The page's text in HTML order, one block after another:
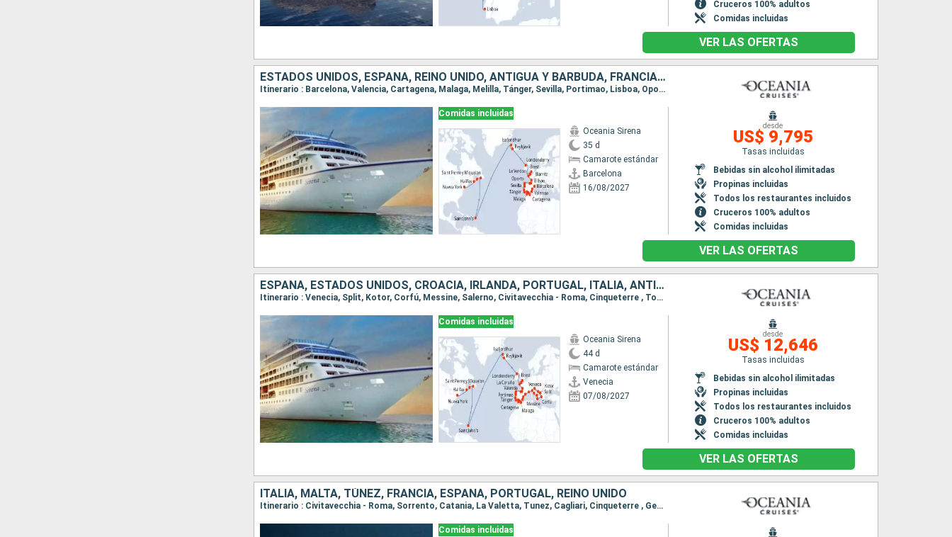
Cruceros 100% adultos
Comidas incluidas
VER LAS OFERTAS
ESTADOS UNIDOS, ESPAÑA, REINO UNIDO, ANTIGUA Y BARBUDA, FRANCIA, PORTUGAL, ISLANDIA, CANADÁ, MARRUECOS, IRLANDA
Itinerario : Barcelona, Valencia, Cartagena, Malaga, Melilla, Tánger, Sevilla, Portimao, Lisboa, Oporto, Vigo, La Coruña, Bilbao, Biarritz, Le Verdon, Brest, Puerto de San Pedro, Southampton, Dun Laoghaire, Londonderry, Reykjavik, Isafjordhur, Saint John's, Saint Pierre y Miquelon, Sidney, Halifax, Nueva York
Comidas incluidas
Oceania Sirena
35 d
Camarote estándar
Barcelona
16/08/2027
desde
US$ 9,795
Tasas incluidas
Bebidas sin alcohol ilimitadas
Propinas incluidas
Todos los restaurantes incluidos
Cruceros 100% adultos
Comidas incluidas
VER LAS OFERTAS
ESPAÑA, ESTADOS UNIDOS, CROACIA, IRLANDA, PORTUGAL, ITALIA, ANTIGUA Y BARBUDA, ISLANDIA, REINO UNIDO, FRANCIA, CANADÁ, GRECIA, MARRUECOS, MONTENEGRO
Itinerario : Venecia, Split, Kotor, Corfú, Messine, Salerno, Civitavecchia - Roma, Cinqueterre , Toulon, Barcelona, Valencia, Cartagena, Malaga, Melilla, Tánger, Sevilla, Portimao, Lisboa, Oporto, Vigo, La Coruña, Bilbao, Biarritz, Le Verdon, Brest, Puerto de San Pedro, Southampton, Dun Laoghaire, Londonderry, Reykjavik, Isafjordhur, Saint John's, Saint Pierre y Miquelon, Sidney, Halifax, Nueva York
Comidas incluidas
Oceania Sirena
44 d
Camarote estándar
Venecia
07/08/2027
desde
US$ 12,646
Tasas incluidas
Bebidas sin alcohol ilimitadas
Propinas incluidas
Todos los restaurantes incluidos
Cruceros 100% adultos
Comidas incluidas
VER LAS OFERTAS
ITALIA, MALTA, TÚNEZ, FRANCIA, ESPAÑA, PORTUGAL, REINO UNIDO
Itinerario : Civitavecchia - Roma, Sorrento, Catania, La Valetta, Tunez, Cagliari, Cinqueterre , Genova, Niza, Marsella, Palamos, Palma de Mallorca, Barcelona, Alicante, Almeria, Lisboa, Oporto, La Coruña, Bilbao, Le Verdon, La Rochelle, Le Havre, Southampton
Comidas incluidas